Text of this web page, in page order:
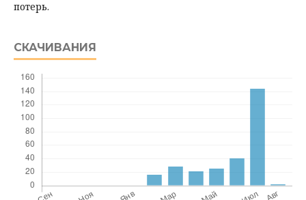
потерь.
СКАЧИВАНИЯ